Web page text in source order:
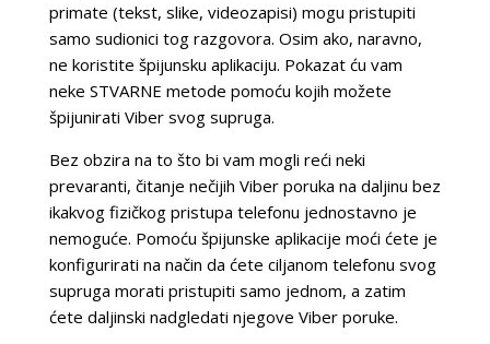
primate (tekst, slike, videozapisi) mogu pristupiti
samo sudionici tog razgovora. Osim ako, naravno,
ne koristite špijunsku aplikaciju. Pokazat ću vam
neke STVARNE metode pomoću kojih možete
špijunirati Viber svog supruga.
Bez obzira na to što bi vam mogli reći neki
prevaranti, čitanje nečijih Viber poruka na daljinu bez
ikakvog fizičkog pristupa telefonu jednostavno je
nemoguće. Pomoću špijunske aplikacije moći ćete je
konfigurirati na način da ćete ciljanom telefonu svog
supruga morati pristupiti samo jednom, a zatim
ćete daljinski nadgledati njegove Viber poruke.